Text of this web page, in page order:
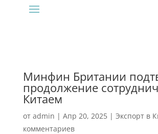
Минфин Британии
продолжение
Китаем
от admin | Апр 20, 2025| Экспорт в
комментариев